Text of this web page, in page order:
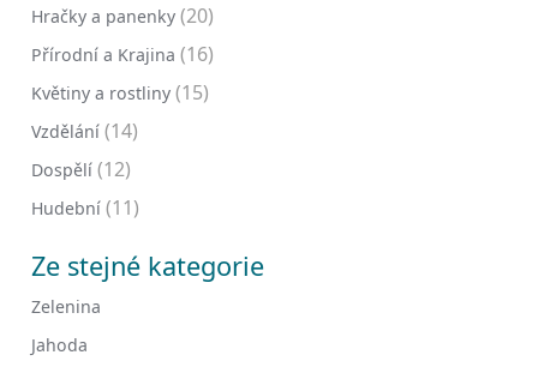
Hračky a panenky (20)
Přírodní a Krajina (16)
Květiny a rostliny (15)
Vzdělání (14)
Dospělí (12)
Hudební (11)
Ze stejné kategorie
Zelenina
Jahoda